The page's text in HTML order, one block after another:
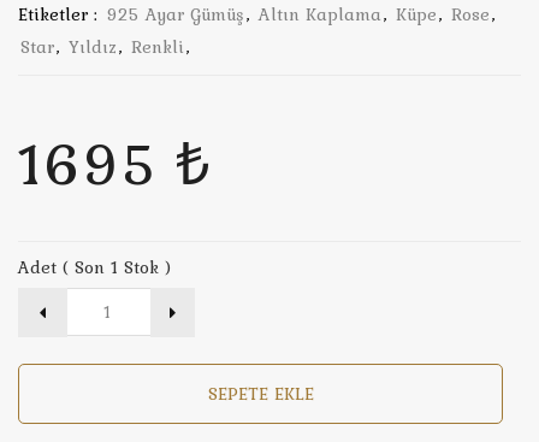
Etiketler : 925 Ayar Gümüş, Altın Kaplama, Küpe, Rose,
Star, Yıldız, Renkli,
1695 ₺
Adet ( Son 1 Stok )
SEPETE EKLE